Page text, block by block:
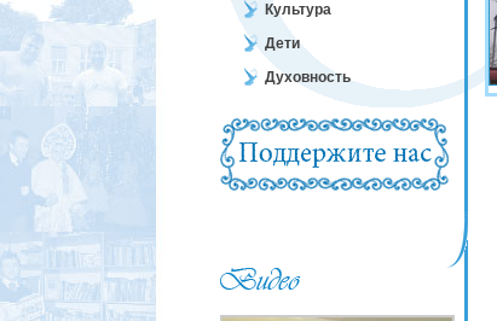
Культура
Дети
Духовность